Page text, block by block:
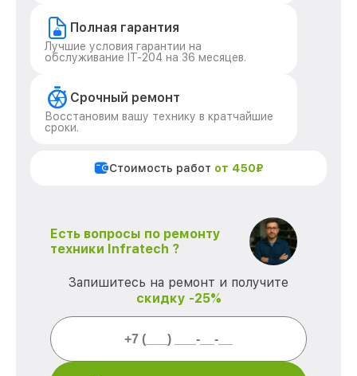
Полная гарантия
Лучшие условия гарантии на
обслуживание IT-204 на 36 месяцев.
Срочный ремонт
Восстановим вашу технику в кратчайшие
сроки.
Стоимость работ от 450₽
Есть вопросы по ремонту
техники Infratech ?
Запишитесь на ремонт и получите
скидку -25%